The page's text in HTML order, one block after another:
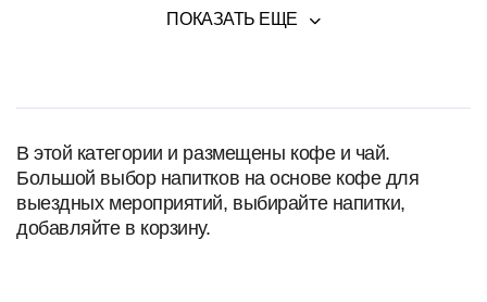
ПОКАЗАТЬ ЕЩЕ
В этой категории и размещены кофе и чай.
Большой выбор напитков на основе кофе для
выездных мероприятий, выбирайте напитки,
добавляйте в корзину.